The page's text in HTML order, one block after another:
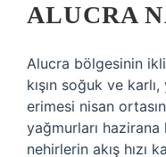
ALUCRA
Alucra bölgesinin
kışın soğuk ve
erimesi nisan
yağmurları
nehirlerin akış hızı